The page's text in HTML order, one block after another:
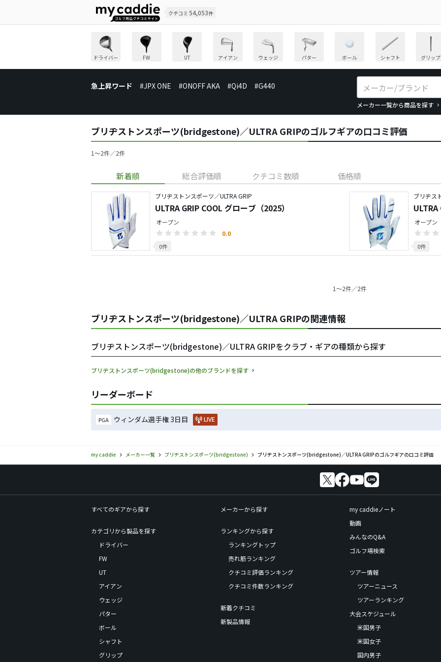
クチコミ 54,053件
ドライバー FW UT アイアン ウェッジ パター ボール シャフト グリップ
急上昇ワード #JPX ONE #ONOFF AKA #Qi4D #G440
メーカー一覧から商品を探す
ブリヂストンスポーツ(bridgestone)／ULTRA GRIPのゴルフギアの口コミ評価
1〜2件／2件
新着順 総合評価順 クチコミ数順 価格順
ブリヂストンスポーツ／ULTRA GRIP
ULTRA GRIP COOL グローブ（2025）
オープン
0.0
0件
ブリヂス
ULTRA
オープン
0件
1〜2件／2件
ブリヂストンスポーツ(bridgestone)／ULTRA GRIPの関連情報
ブリヂストンスポーツ(bridgestone)／ULTRA GRIPをクラブ・ギアの種類から探す
ブリヂストンスポーツ(bridgestone)の他のブランドを探す
リーダーボード
PGA ウィンダム選手権 3日目 LIVE
my caddie メーカー一覧 ブリヂストンスポーツ(bridgestone) ブリヂストンスポーツ(bridgestone)／ULTRA GRIPのゴルフギアの口コミ評価
すべてのギアから探す
カテゴリから製品を探す
ドライバー
FW
UT
アイアン
ウェッジ
パター
ボール
シャフト
グリップ
メーカーから探す
ランキングから探す
ランキングトップ
売れ筋ランキング
クチコミ評価ランキング
クチコミ件数ランキング
新着クチコミ
新製品情報
my caddieノート
動画
みんなのQ&A
ゴルフ場検索
ツアー情報
ツアーニュース
ツアーランキング
大会スケジュール
米国男子
米国女子
国内男子